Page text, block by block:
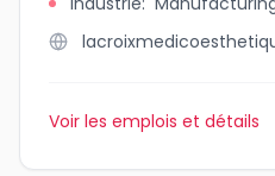
Voir les emplois et détails